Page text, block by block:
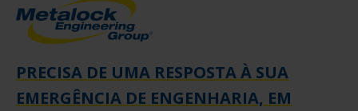
PRECISA DE UMA RESPOSTA À SUA
EMERGÊNCIA DE ENGENHARIA, EM